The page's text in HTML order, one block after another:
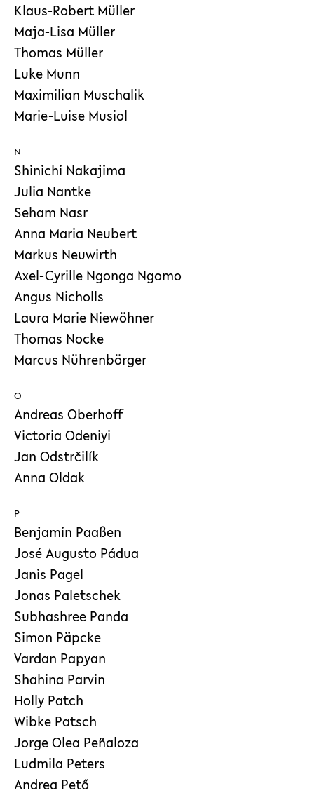
Klaus-Robert Müller
Maja-Lisa Müller
Thomas Müller
Luke Munn
Maximilian Muschalik
Marie-Luise Musiol
N
Shinichi Nakajima
Julia Nantke
Seham Nasr
Anna Maria Neubert
Markus Neuwirth
Axel-Cyrille Ngonga Ngomo
Angus Nicholls
Laura Marie Niewöhner
Thomas Nocke
Marcus Nührenbörger
O
Andreas Oberhoff
Victoria Odeniyi
Jan Odstrčilík
Anna Oldak
P
Benjamin Paaßen
José Augusto Pádua
Janis Pagel
Jonas Paletschek
Subhashree Panda
Simon Päpcke
Vardan Papyan
Shahina Parvin
Holly Patch
Wibke Patsch
Jorge Olea Peñaloza
Ludmila Peters
Andrea Pető